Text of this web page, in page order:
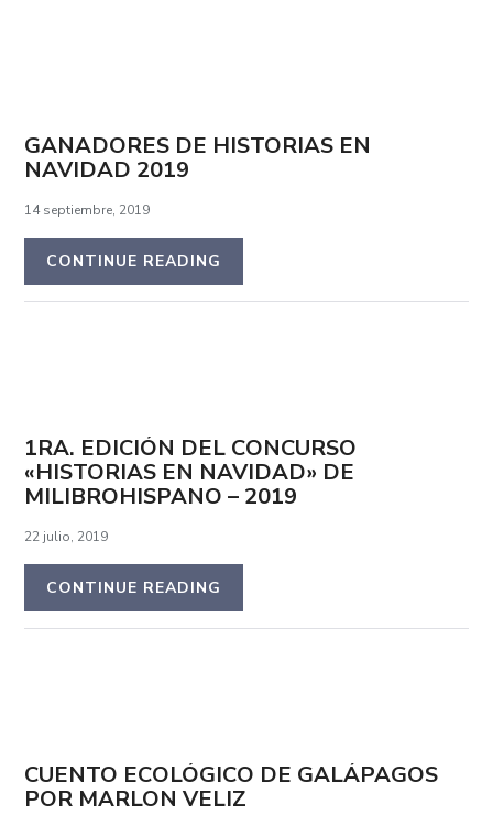
GANADORES DE HISTORIAS EN
NAVIDAD 2019
14 septiembre, 2019
CONTINUE READING
1RA. EDICIÓN DEL CONCURSO
«HISTORIAS EN NAVIDAD» DE
MILIBROHISPANO – 2019
22 julio, 2019
CONTINUE READING
CUENTO ECOLÓGICO DE GALÁPAGOS
POR MARLON VELIZ